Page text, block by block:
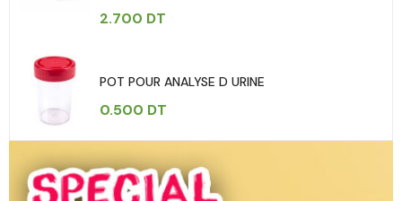
2.700 DT
POT POUR ANALYSE D URINE
0.500 DT